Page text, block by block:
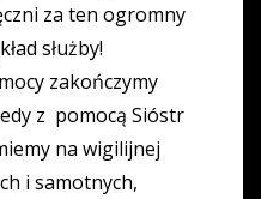
za ten ogromny
służby!
zakończymy
z pomocą Sióstr
na wigilijnej
i samotnych,